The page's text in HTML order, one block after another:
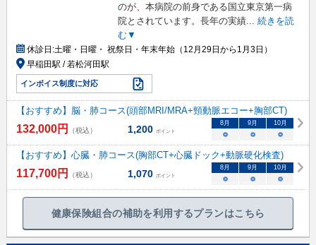
のが、本病院の前身である国立東京第一病
院とされています。長年の実績...
続きを読
む▼
休診日:土曜・日曜・ 祝祭日・年末年始（12月29日から1月3日）
早稲田駅 / 若松河田駅
インボイス制度に対応
【おすすめ】脳・肺コース(頭部MRI/MRA+頸動脈エコー+胸部CT)
132,000円 （税込） 1,200 ポイント
8 月 9 月 10月
○ ○ ○
【おすすめ】心臓・肺コース(胸部CT+心臓ドック+動脈硬化検査)
117,700円 （税込） 1,070 ポイント
8 月 9 月 10月
○ ○ ○
健康保険組合の補助を利用するプランはこちら